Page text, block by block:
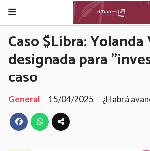
Caso $Libra: Yolanda
designada para
caso
General 15/04/2025 ¿Habrá